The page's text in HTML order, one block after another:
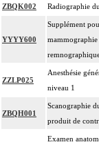
ZBQK002 Radiographie
YYYY600
Supplément
ZZLP025
Anesthésie
niveau 1
ZBQH001
Scanographie
produit de
Examen